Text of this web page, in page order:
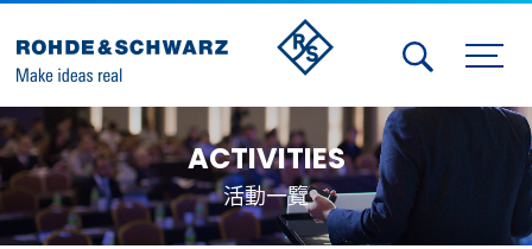
Activities
Contact Us
Member
ACTIVITIES
活動一覽